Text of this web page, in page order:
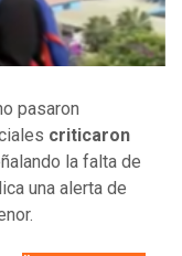
pasaron
criticaron
la falta de
una alerta de